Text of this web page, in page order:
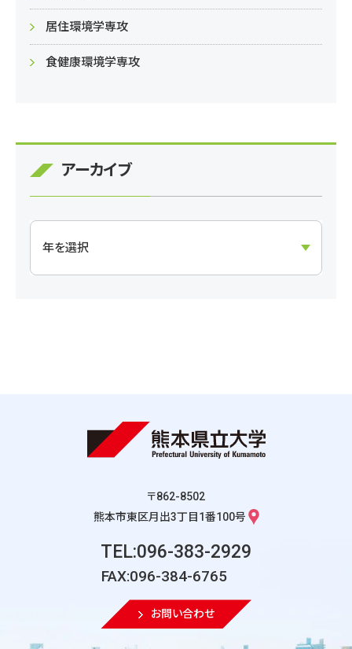
居住環境学専攻
食健康環境学専攻
アーカイブ
〒862-8502
熊本市東区月出3丁目1番100号
TEL:096-383-2929
FAX:096-384-6765
お問い合わせ